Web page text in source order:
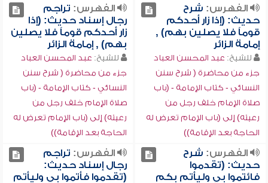
الفهرس: شرح
حديث: (إذا زار أحدكم
قوماً فلا يصلين بهم) ,
إمامة الزائر
للشيخ: عبد المحسن العباد
جزء من محاضرة ( شرح سنن
النسائي - كتاب الإمامة - (باب
صلاة الإمام خلف رجل من
رعيته) إلى (باب الإمام تعرض له
الحاجة بعد الإقامة))
الفهرس: تراجم
رجال إسناد حديث: (إذا
زار أحدكم قوماً فلا يصلين
بهم) , إمامة الزائر
للشيخ: عبد المحسن العباد
جزء من محاضرة ( شرح سنن
النسائي - كتاب الإمامة - (باب
صلاة الإمام خلف رجل من
رعيته) إلى (باب الإمام تعرض له
الحاجة بعد الإقامة))
الفهرس: شرح
حديث: (تقدموا
فائتموا بي وليأتم بكم
الفهرس: تراجم
رجال إسناد حديث:
(تقدموا فأتموا بي وليأتم